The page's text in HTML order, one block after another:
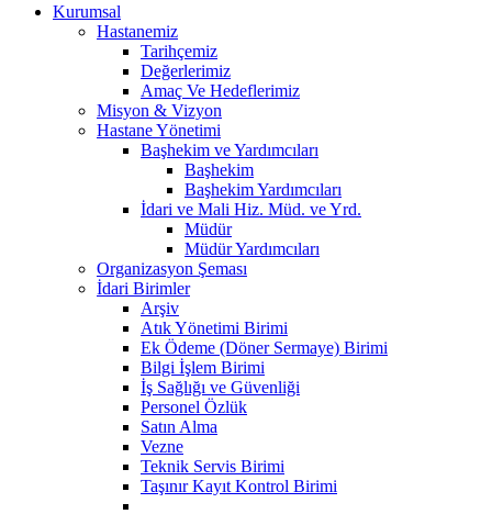
Kurumsal
Hastanemiz
Tarihçemiz
Değerlerimiz
Amaç Ve Hedeflerimiz
Misyon & Vizyon
Hastane Yönetimi
Başhekim ve Yardımcıları
Başhekim
Başhekim Yardımcıları
İdari ve Mali Hiz. Müd. ve Yrd.
Müdür
Müdür Yardımcıları
Organizasyon Şeması
İdari Birimler
Arşiv
Atık Yönetimi Birimi
Ek Ödeme (Döner Sermaye) Birimi
Bilgi İşlem Birimi
İş Sağlığı ve Güvenliği
Personel Özlük
Satın Alma
Vezne
Teknik Servis Birimi
Taşınır Kayıt Kontrol Birimi